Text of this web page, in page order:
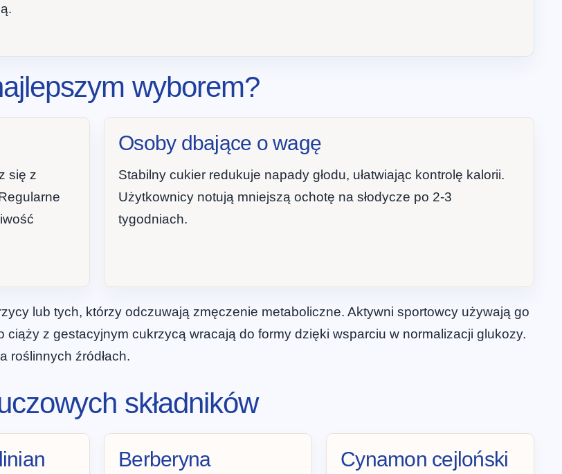
wyborem?
się z
Osoby dbające o wagę
Stabilny cukier redukuje napady głodu, ułatwiając kontrolę kalorii.
Użytkownicy notują mniejszą ochotę na słodycze po 2-3
tygodniach.
lub tych, którzy odczuwają zmęczenie metaboliczne. Aktywni sportowcy używają go
z gestacyjnym cukrzycą wracają do formy dzięki wsparciu w normalizacji glukozy.
roślinnych źródłach.
składników
Berberyna Cynamon cejloński